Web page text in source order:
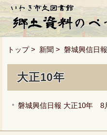
トップ> 新聞 > 磐城興信日
大正10年
磐城興信日報 大正10年 8